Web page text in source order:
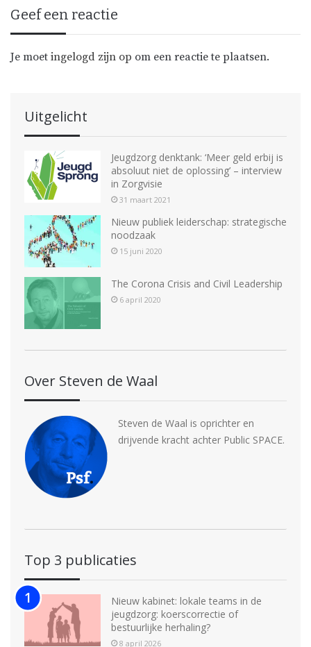
Geef een reactie
Je moet ingelogd zijn op om een reactie te plaatsen.
Uitgelicht
Jeugdzorg denktank: ‘Meer geld erbij is
absoluut niet de oplossing’ – interview
in Zorgvisie
31 maart 2021
Nieuw publiek leiderschap: strategische
noodzaak
15 juni 2020
The Corona Crisis and Civil Leadership
6 april 2020
Over Steven de Waal
Steven de Waal is oprichter en
drijvende kracht achter Public SPACE.
Top 3 publicaties
Nieuw kabinet: lokale teams in de
jeugdzorg: koerscorrectie of
bestuurlijke herhaling?
8 april 2026